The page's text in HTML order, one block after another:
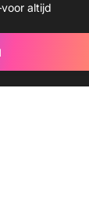
altijd